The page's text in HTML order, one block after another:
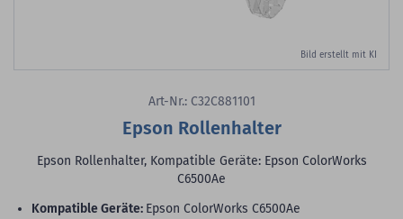
Bild erstellt mit KI
Art-Nr.: C32C881101
Epson Rollenhalter
Epson Rollenhalter, Kompatible Geräte: Epson ColorWorks
C6500Ae
Kompatible Geräte: Epson ColorWorks C6500Ae